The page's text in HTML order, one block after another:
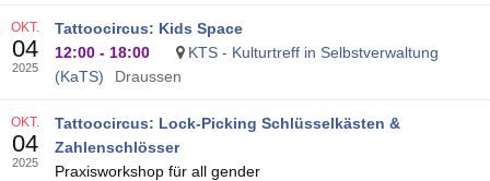
Tattoocircus: Kids Space
12:00 - 18:00
KTS - Kulturtreff in Selbstverwaltung
(KaTS)
Draussen
OKT.
04
2025
Tattoocircus: Lock-Picking Schlüsselkästen &
Zahlenschlösser
Praxisworkshop für all gender
OKT.
04
2025